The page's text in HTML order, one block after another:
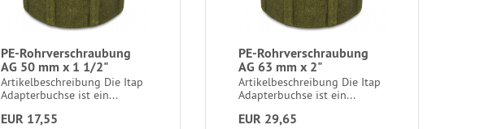
PE-Rohrverschraubung
AG 50 mm x 1 1/2"
Artikelbeschreibung Die Itap
Adapterbuchse ist ein...
EUR 17,55
PE-Rohrverschraubung
AG 63 mm x 2"
Artikelbeschreibung Die Itap
Adapterbuchse ist ein...
EUR 29,65